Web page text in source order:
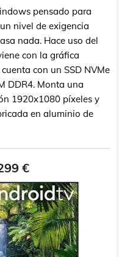
pensado para
nivel de exigencia
nada. Hace uso del
con la gráfica
con un SSD NVMe
DDR4. Monta una
1920x1080 píxeles y
en aluminio de
€